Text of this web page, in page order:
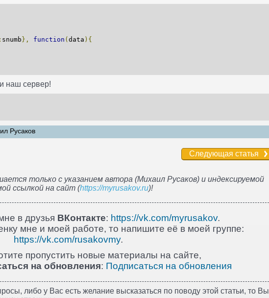
: snumb }, function ( data ){
наш сервер!
Русаков
Следующая статья
только с указанием автора (Михаил Русаков) и индексируемой
ссылкой на сайт (https://myrusakov.ru)!
в друзья ВКонтакте: https://vk.com/myrusakov.
мне и моей работе, то напишите её в моей группе:
https://vk.com/rusakovmy.
пропустить новые материалы на сайте,
на обновления: Подписаться на обновления
либо у Вас есть желание высказаться по поводу этой статьи, то Вы